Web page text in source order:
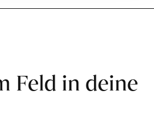
Feld in deine